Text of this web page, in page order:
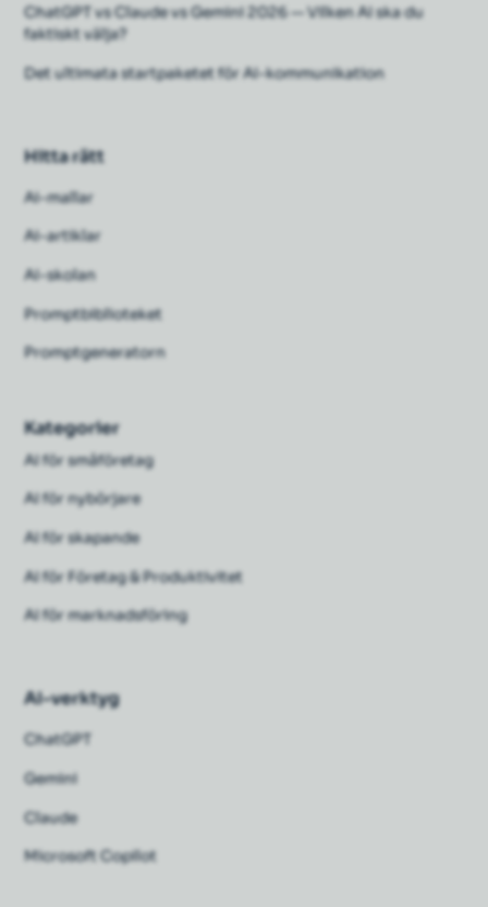
ChatGPT vs Claude vs Gemini 2026 — Vilken AI ska du
faktiskt välja?
Det ultimata startpaketet för AI-kommunikation
Hitta rätt
Ai-mallar
Ai-artiklar
AI-skolan
Promptbiblioteket
Promptgeneratorn
Kategorier
AI för småföretag
AI för nybörjare
AI för skapande
AI för Företag & Produktivitet
AI för marknadsföring
AI-verktyg
ChatGPT
Gemini
Claude
Microsoft Copilot